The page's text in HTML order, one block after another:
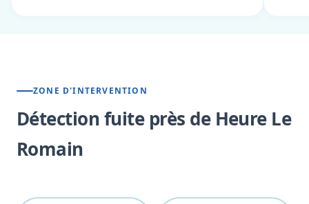
ZONE D'INTERVENTION
Détection fuite près de Heure Le
Romain